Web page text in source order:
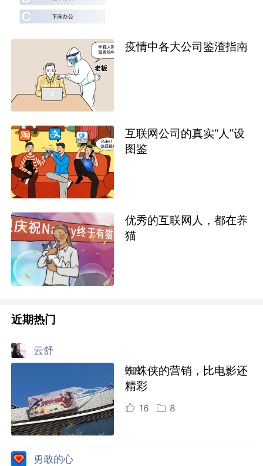
疫情中各大公司鉴渣指南
互联网公司的真实“人”设
图鉴
优秀的互联网人，都在养
猫
近期热门
云舒
蜘蛛侠的营销，比电影还
精彩
16 8
勇敢的心